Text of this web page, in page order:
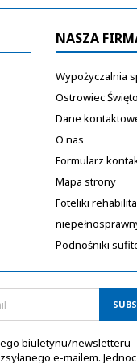
NASZA
Wypożyczalnia
Ostrowiec
Dane
O nas
Formularz
Mapa strony
Foteliki
Podnośniki
biuletynu/newsletteru
e-mailem.